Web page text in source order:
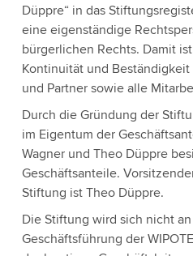
Düppre“ in das
eine eigenständige
bürgerlichen Rechts. Damit
Kontinuität und
und Partner sowie alle
Durch die Gründung der
im Eigentum der
Wagner und Theo Düppre
Geschäftsanteile.
Stiftung ist Theo Düppre.
Die Stiftung wird sich nicht
Geschäftsführung der